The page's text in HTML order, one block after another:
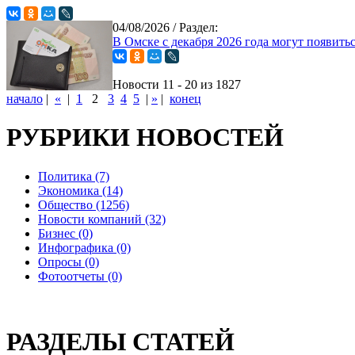
04/08/2026 / Раздел:
В Омске с декабря 2026 года могут
Новости 11 - 20 из 1827
начало | « | 1 2 3 4 5 | » | конец
РУБРИКИ НОВОСТЕЙ
Политика (7)
Экономика (14)
Общество (1256)
Новости компаний (32)
Бизнес (0)
Инфографика (0)
Опросы (0)
Фотоотчеты (0)
РАЗДЕЛЫ СТАТЕЙ